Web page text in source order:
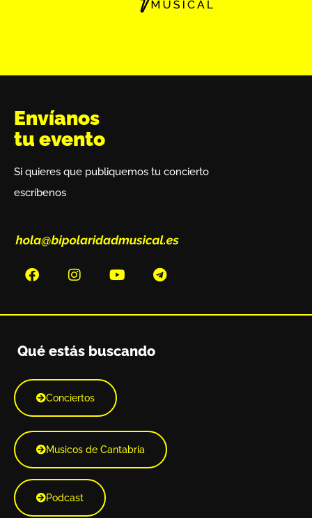
Envíanos
tu evento
Si quieres que publiquemos tu concierto
escríbenos
Qué estás buscando
Conciertos
Musicos de Cantabria
Podcast